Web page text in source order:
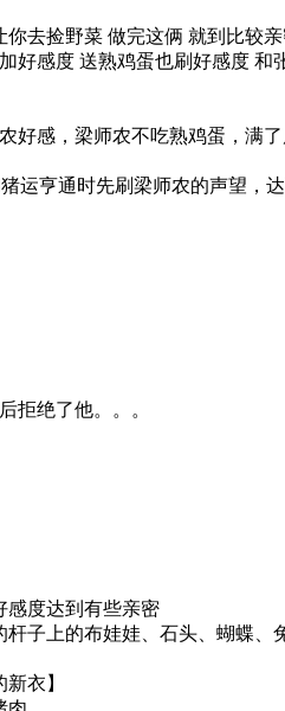
去捡野菜 做完这俩 就到比较亲
感度 送熟鸡蛋也刷好感度 和
感，梁师农不吃熟鸡蛋，满了
亨通时先刷梁师农的声望，达
绝了他。。。
度达到有些亲密
上的布娃娃、石头、蝴蝶、
衣】